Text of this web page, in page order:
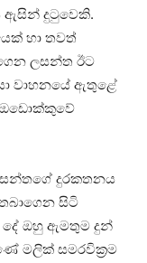
ඇසින් දුටුවෙකි.
හා තවත්
ලසන්ත ඊට
වාහනයේ ඇතුළේ
ඔඩොක්කුවේ
දුරකතනය
සිටි
දේ ඔහු ඇමතුම දුන්
මලික් සමරවික්‍රම